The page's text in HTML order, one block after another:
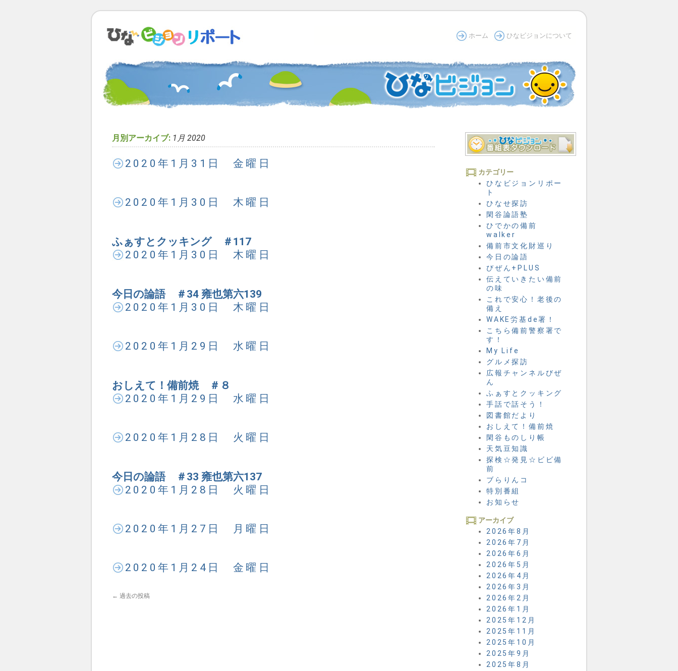
ホーム ひなビジョンについて
月別アーカイブ: 1月 2020
2020年1月31日 金曜日
2020年1月30日 木曜日
ふぁすとクッキング ＃117
2020年1月30日 木曜日
今日の論語 ＃34 雍也第六139
2020年1月30日 木曜日
2020年1月29日 水曜日
おしえて！備前焼 ＃８
2020年1月29日 水曜日
2020年1月28日 火曜日
今日の論語 ＃33 雍也第六137
2020年1月28日 火曜日
2020年1月27日 月曜日
2020年1月24日 金曜日
← 過去の投稿
カテゴリー
ひなビジョンリポー
ト
ひなせ探訪
閑谷論語塾
ひでかの備前
walker
備前市文化財巡り
今日の論語
びぜん+PLUS
伝えていきたい備前
の味
これで安心！老後の
備え
WAKE労基de署！
こちら備前警察署で
す！
My Life
グルメ探訪
広報チャンネルびぜ
ん
ふぁすとクッキング
手話で話そう！
図書館だより
おしえて！備前焼
閑谷ものしり帳
天気豆知識
探検☆発見☆ビビ備
前
ブらりんコ
特別番組
お知らせ
アーカイブ
2026年8月
2026年7月
2026年6月
2026年5月
2026年4月
2026年3月
2026年2月
2026年1月
2025年12月
2025年11月
2025年10月
2025年9月
2025年8月